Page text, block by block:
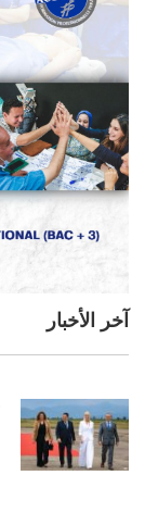
آخر الأخبار